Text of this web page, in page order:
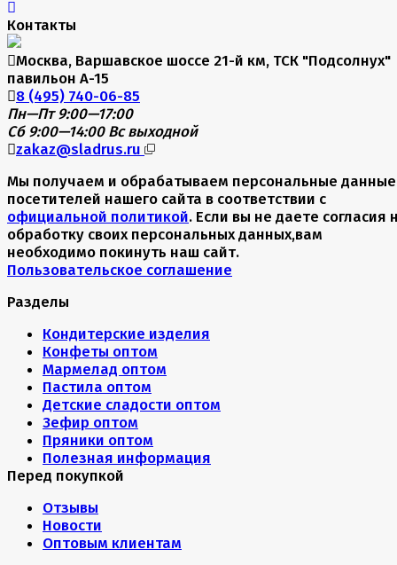
Контакты
Москва, Варшавское шоссе 21-й км, ТСК "Подсолнух"
павильон А-15
8 (495) 740-06-85
Пн—Пт 9:00—17:00
Сб 9:00—14:00 Вс выходной
zakaz@sladrus.ru
Мы получаем и обрабатываем персональные данные
посетителей нашего сайта в соответствии с
официальной политикой. Если вы не даете согласия
обработку своих персональных данных,вам
необходимо покинуть наш сайт.
Пользовательское соглашение
Разделы
Кондитерские изделия
Конфеты оптом
Мармелад оптом
Пастила оптом
Детские сладости оптом
Зефир оптом
Пряники оптом
Полезная информация
Перед покупкой
Отзывы
Новости
Оптовым клиентам